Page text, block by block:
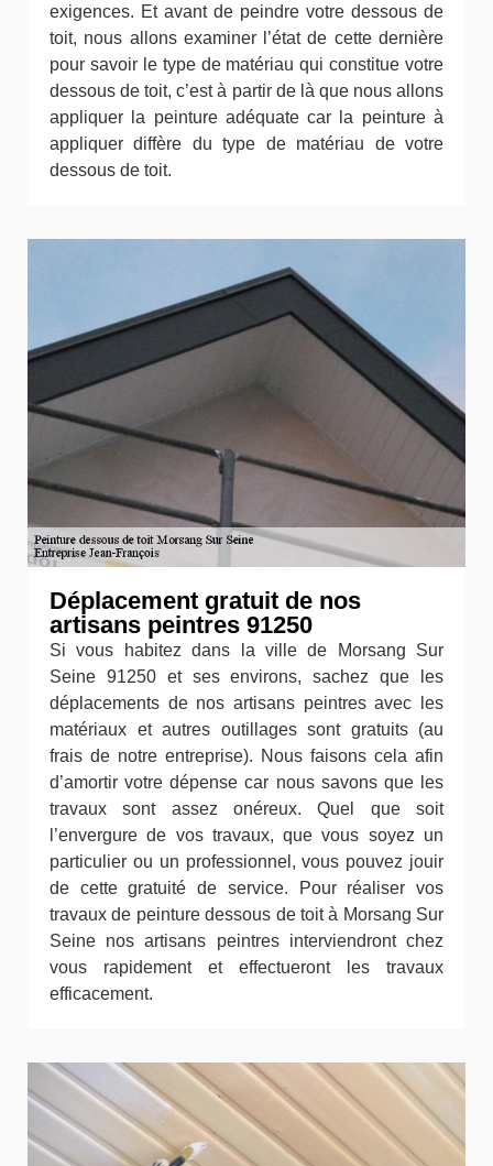
exigences. Et avant de peindre votre dessous de
toit, nous allons examiner l’état de cette dernière
pour savoir le type de matériau qui constitue votre
dessous de toit, c’est à partir de là que nous allons
appliquer la peinture adéquate car la peinture à
appliquer diffère du type de matériau de votre
dessous de toit.
Déplacement gratuit de nos
artisans peintres 91250
Si vous habitez dans la ville de Morsang Sur
Seine 91250 et ses environs, sachez que les
déplacements de nos artisans peintres avec les
matériaux et autres outillages sont gratuits (au
frais de notre entreprise). Nous faisons cela afin
d’amortir votre dépense car nous savons que les
travaux sont assez onéreux. Quel que soit
l’envergure de vos travaux, que vous soyez un
particulier ou un professionnel, vous pouvez jouir
de cette gratuité de service. Pour réaliser vos
travaux de peinture dessous de toit à Morsang Sur
Seine nos artisans peintres interviendront chez
vous rapidement et effectueront les travaux
efficacement.